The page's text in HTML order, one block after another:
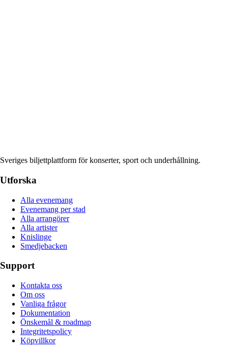
Sveriges biljettplattform för konserter, sport och underhållning.
Utforska
Alla evenemang
Evenemang per stad
Alla arrangörer
Alla artister
Knislinge
Smedjebacken
Support
Kontakta oss
Om oss
Vanliga frågor
Dokumentation
Önskemål & roadmap
Integritetspolicy
Köpvillkor